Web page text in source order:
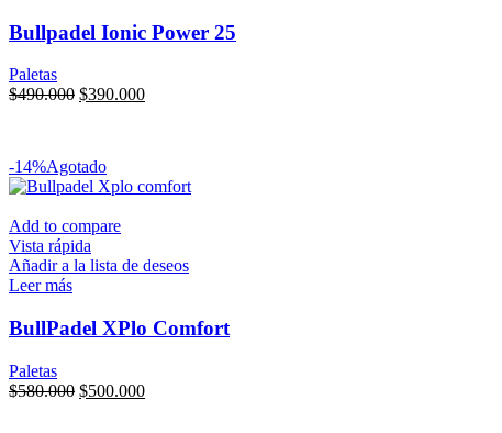
Bullpadel Ionic Power 25
Paletas
$490.000 $390.000
-14%Agotado
Add to compare
Vista rápida
Añadir a la lista de deseos
Leer más
BullPadel XPlo Comfort
Paletas
$580.000 $500.000